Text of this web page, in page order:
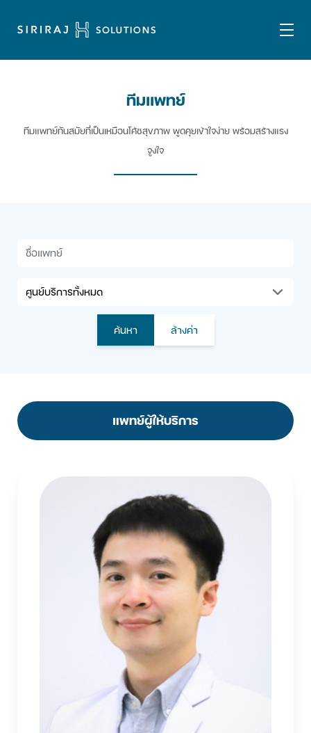
ทีมเเพทย์
ทีมแพทย์ทันสมัยที่เป็นเหมือนโค้ชสุขภาพ พูดคุยเข้าใจง่าย พร้อมสร้างแรง
จูงใจ
ค้นหา ล้างค่า
แพทย์ผู้ให้บริการ